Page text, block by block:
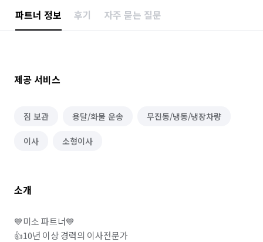
파트너 정보 후기 자주 묻는 질문
제공 서비스
짐 보관 용달/화물 운송 무진동/냉동/냉장차량
이사 소형이사
소개
💙미소 파트너💙
👍10년 이상 경력의 이사전문가